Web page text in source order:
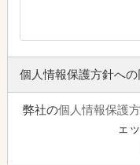
個人情報保護方針へ
弊社の個人情報保護
ェ